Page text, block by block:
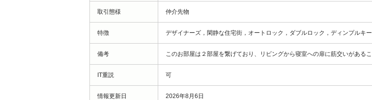
取引態様 仲介先物
特徴 デザイナーズ，閑静な住宅街，オートロック，ダブルロック，ディンプルキ
備考 このお部屋は２部屋を繋げており、リビングから寝室への扉に筋交いがある
IT重説 可
情報更新日 2026年8月6日